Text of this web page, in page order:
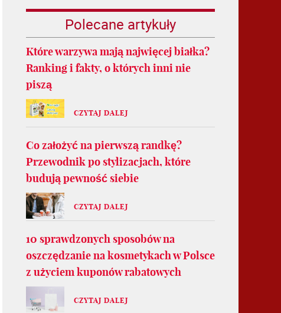
Polecane artykuły
Które warzywa mają najwięcej białka?
Ranking i fakty, o których inni nie
piszą
CZYTAJ DALEJ
Co założyć na pierwszą randkę?
Przewodnik po stylizacjach, które
budują pewność siebie
CZYTAJ DALEJ
10 sprawdzonych sposobów na
oszczędzanie na kosmetykach w Polsce
z użyciem kuponów rabatowych
CZYTAJ DALEJ